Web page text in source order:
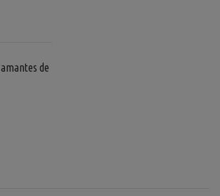
de